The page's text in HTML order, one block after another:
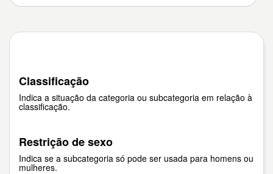
Classificação
Indica a situação da categoria ou subcategoria em relação à
classificação.
Restrição de sexo
Indica se a subcategoria só pode ser usada para homens ou
mulheres.